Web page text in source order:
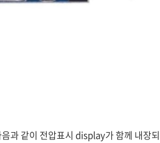
과 같이 전압표시 display가 함께 내장